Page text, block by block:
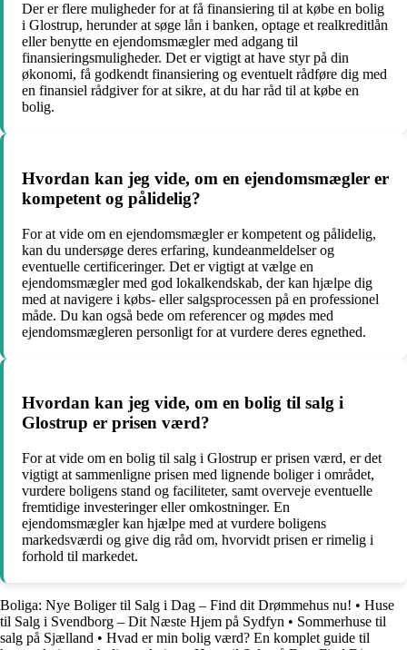
Der er flere muligheder for at få finansiering til at købe en bolig
i Glostrup, herunder at søge lån i banken, optage et realkreditlån
eller benytte en ejendomsmægler med adgang til
finansieringsmuligheder. Det er vigtigt at have styr på din
økonomi, få godkendt finansiering og eventuelt rådføre dig med
en finansiel rådgiver for at sikre, at du har råd til at købe en
bolig.
Hvordan kan jeg vide, om en ejendomsmægler er
kompetent og pålidelig?
For at vide om en ejendomsmægler er kompetent og pålidelig,
kan du undersøge deres erfaring, kundeanmeldelser og
eventuelle certificeringer. Det er vigtigt at vælge en
ejendomsmægler med god lokalkendskab, der kan hjælpe dig
med at navigere i købs- eller salgsprocessen på en professionel
måde. Du kan også bede om referencer og mødes med
ejendomsmægleren personligt for at vurdere deres egnethed.
Hvordan kan jeg vide, om en bolig til salg i
Glostrup er prisen værd?
For at vide om en bolig til salg i Glostrup er prisen værd, er det
vigtigt at sammenligne prisen med lignende boliger i området,
vurdere boligens stand og faciliteter, samt overveje eventuelle
fremtidige investeringer eller omkostninger. En
ejendomsmægler kan hjælpe med at vurdere boligens
markedsværdi og give dig råd om, hvorvidt prisen er rimelig i
forhold til markedet.
Boliga: Nye Boliger til Salg i Dag – Find dit Drømmehus nu! • Huse
til Salg i Svendborg – Dit Næste Hjem på Sydfyn • Sommerhuse til
salg på Sjælland • Hvad er min bolig værd? En komplet guide til